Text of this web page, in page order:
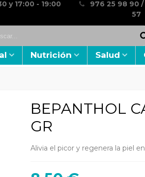
y 17:00 - 19:00
976 25 98 90
57
Nutrición Salud
BEPANTHOL
GR
Alivia el picor y regenera la piel